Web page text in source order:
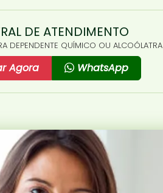
DE ATENDIMENTO
DEPENDENTE QUÍMICO OU ALCOÓLATRA
Agora WhatsApp